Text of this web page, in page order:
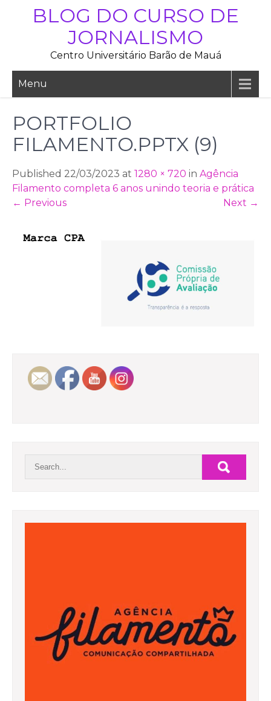
BLOG DO CURSO DE
JORNALISMO
Centro Universitário Barão de Mauá
Menu
PORTFOLIO
FILAMENTO.PPTX (9)
Published 22/03/2023 at 1280 × 720 in Agência
Filamento completa 6 anos unindo teoria e prática
← Previous Next →